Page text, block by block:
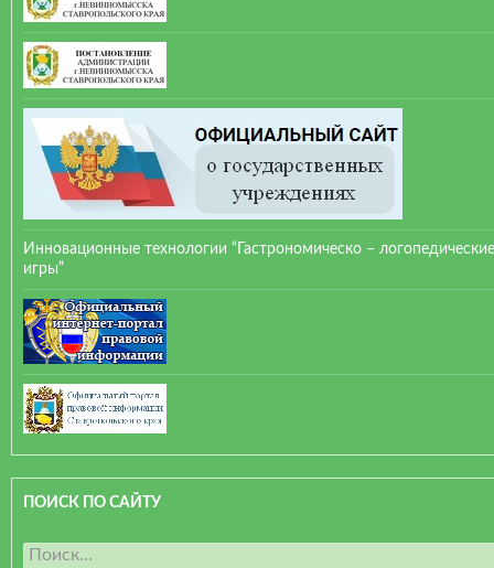
Инновационные технологии “Гастрономическо – логопедические
игры”
ПОИСК ПО САЙТУ
Н